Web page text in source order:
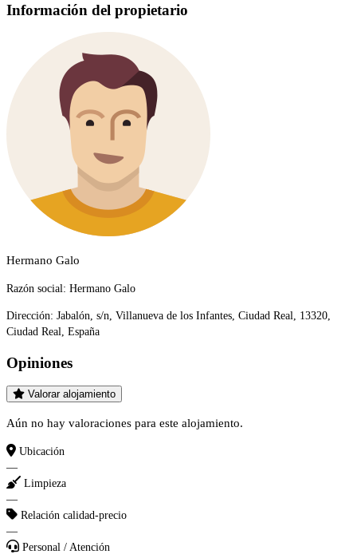
Información del propietario
Hermano Galo
Razón social: Hermano Galo
Dirección: Jabalón, s/n, Villanueva de los Infantes, Ciudad Real, 13320,
Ciudad Real, España
Opiniones
Valorar alojamiento
Aún no hay valoraciones para este alojamiento.
Ubicación
—
Limpieza
—
Relación calidad-precio
—
Personal / Atención